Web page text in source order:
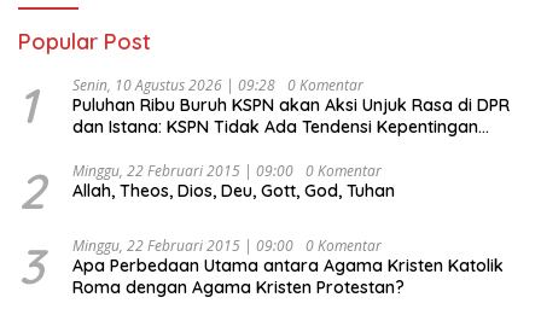
Popular Post
1 Senin, 10 Agustus 2026 | 09:28 0 Komentar
Puluhan Ribu Buruh KSPN akan Aksi Unjuk Rasa di DPR
dan Istana: KSPN Tidak Ada Tendensi Kepentingan
2 Minggu, 22 Februari 2015 | 09:00 0 Komentar
Allah, Theos, Dios, Deu, Gott, God, Tuhan
3 Minggu, 22 Februari 2015 | 09:00 0 Komentar
Apa Perbedaan Utama antara Agama Kristen Katolik
Roma dengan Agama Kristen Protestan?